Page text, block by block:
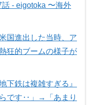
- eigotoka 〜海外
国進出した当時、ア
狂的ブームの様子が
下鉄は複雑すぎる』
です‥」→「あまり